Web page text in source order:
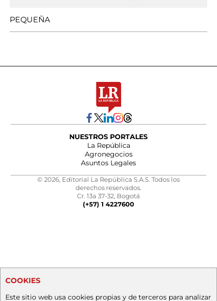
PEQUEÑA
NUESTROS PORTALES
La República
Agronegocios
Asuntos Legales
© 2026, Editorial La República S.A.S. Todos los
derechos reservados.
Cr. 13a 37-32, Bogotá
(+57) 1 4227600
COOKIES
Este sitio web usa cookies propias y de terceros para analizar